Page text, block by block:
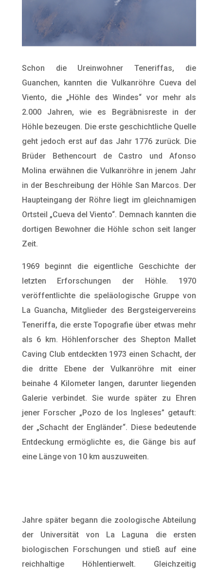
Schon die Ureinwohner Teneriffas, die
Guanchen, kannten die Vulkanröhre Cueva del
Viento, die „Höhle des Windes“ vor mehr als
2.000 Jahren, wie es Begräbnisreste in der
Höhle bezeugen. Die erste geschichtliche Quelle
geht jedoch erst auf das Jahr 1776 zurück. Die
Brüder Bethencourt de Castro und Afonso
Molina erwähnen die Vulkanröhre in jenem Jahr
in der Beschreibung der Höhle San Marcos. Der
Haupteingang der Röhre liegt im gleichnamigen
Ortsteil „Cueva del Viento“. Demnach kannten die
dortigen Bewohner die Höhle schon seit langer
Zeit.
1969 beginnt die eigentliche Geschichte der
letzten Erforschungen der Höhle. 1970
veröffentlichte die speläologische Gruppe von
La Guancha, Mitglieder des Bergsteigervereins
Teneriffa, die erste Topografie über etwas mehr
als 6 km. Höhlenforscher des Shepton Mallet
Caving Club entdeckten 1973 einen Schacht, der
die dritte Ebene der Vulkanröhre mit einer
beinahe 4 Kilometer langen, darunter liegenden
Galerie verbindet. Sie wurde später zu Ehren
jener Forscher „Pozo de los Ingleses” getauft:
der „Schacht der Engländer“. Diese bedeutende
Entdeckung ermöglichte es, die Gänge bis auf
eine Länge von 10 km auszuweiten.
Jahre später begann die zoologische Abteilung
der Universität von La Laguna die ersten
biologischen Forschungen und stieß auf eine
reichhaltige Höhlentierwelt. Gleichzeitig